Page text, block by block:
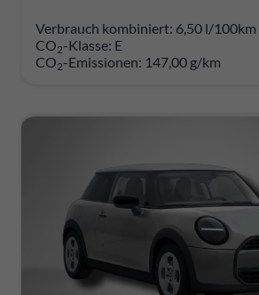
Verbrauch kombiniert: 6,50 l/100km
CO2-Klasse: E
CO2-Emissionen: 147,00 g/km